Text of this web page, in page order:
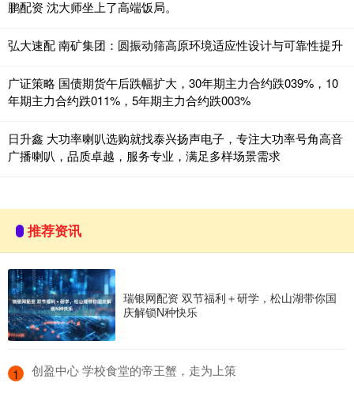
鹏配资 沈大师坐上了高端饭局。
弘大速配 南矿集团：圆振动筛高原环境适应性设计与可靠性提升
广证策略 国债期货午后跌幅扩大，30年期主力合约跌039%，10
年期主力合约跌011%，5年期主力合约跌003%
日升鑫 大功率喇叭选购就找泰兴扬声电子，专注大功率号角高音
广播喇叭，品质卓越，服务专业，满足多样场景需求
推荐资讯
瑞银网配资 双节福利＋研学，松山湖带你国
庆解锁N种快乐
1 ​创盈中心 学校食堂的帝王蟹，走为上策